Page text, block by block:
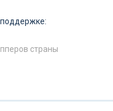
страны